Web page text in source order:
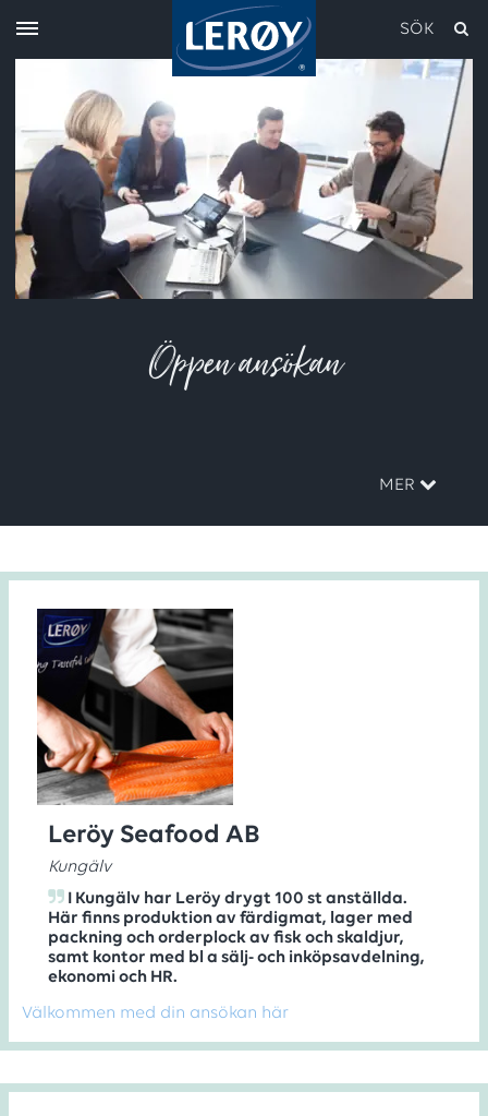
SÖK
Öppen ansökan
MER
Leröy Seafood AB
Kungälv
I Kungälv har Leröy drygt 100 st anställda.
Här finns produktion av färdigmat, lager med
packning och orderplock av fisk och skaldjur,
samt kontor med bl a sälj- och inköpsavdelning,
ekonomi och HR.
Välkommen med din ansökan här